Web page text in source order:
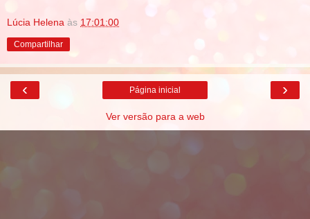
Lúcia Helena às 17:01:00
Compartilhar
‹ ›
Página inicial
Ver versão para a web